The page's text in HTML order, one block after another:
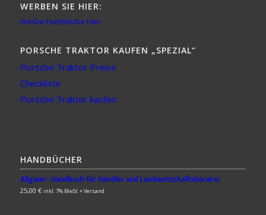
WERBEN SIE HIER:
Werbe hierWerbe hier
PORSCHE TRAKTOR KAUFEN „SPEZIAL“
Porsche Traktor Preise
Checkliste
Porsche Traktor kaufen
HANDBÜCHER
Allgaier- Handbuch für Händler und Landwirtschaftsberater
25,00 € inkl. 7% MwSt. + Versand